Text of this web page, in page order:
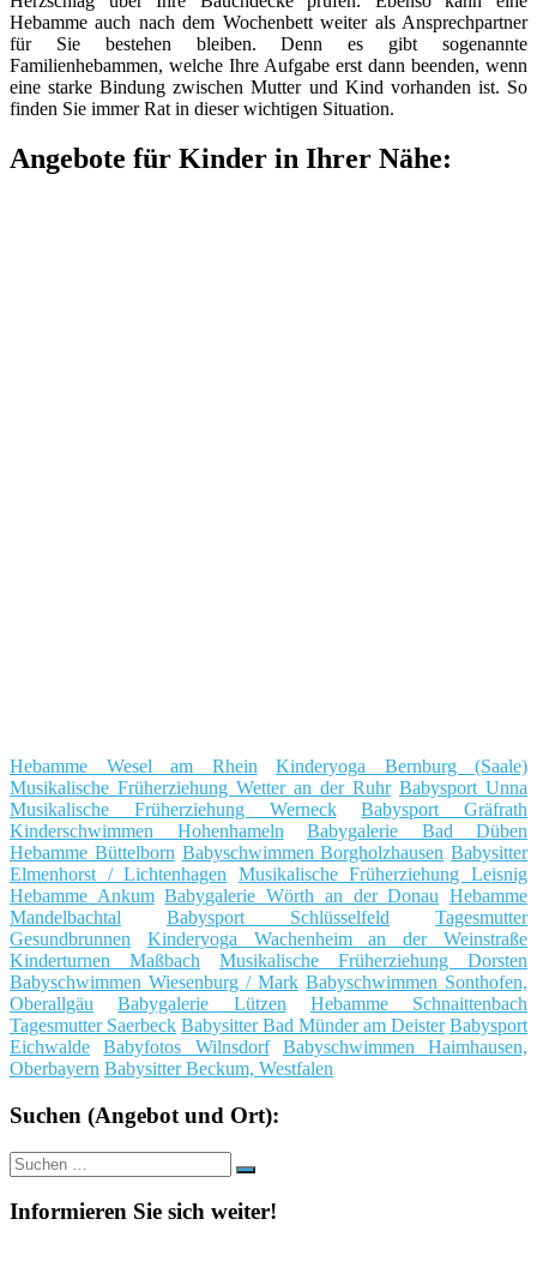
Hebamme auch nach dem Wochenbett weiter als Ansprechpartner
für Sie bestehen bleiben. Denn es gibt sogenannte
Familienhebammen, welche Ihre Aufgabe erst dann beenden, wenn
eine starke Bindung zwischen Mutter und Kind vorhanden ist. So
finden Sie immer Rat in dieser wichtigen Situation.
Angebote für Kinder in Ihrer Nähe:
Hebamme Wesel am Rhein
Kinderyoga Bernburg (Saale)
Musikalische Früherziehung Wetter an der Ruhr Babysport Unna
Musikalische Früherziehung Werneck
Babysport Gräfrath
Kinderschwimmen Hohenhameln
Babygalerie Bad Düben
Hebamme Büttelborn Babyschwimmen Borgholzhausen Babysitter
Elmenhorst / Lichtenhagen
Musikalische Früherziehung Leisnig
Hebamme Ankum Babygalerie Wörth an der Donau Hebamme
Mandelbachtal
Babysport Schlüsselfeld
Tagesmutter
Gesundbrunnen
Kinderyoga Wachenheim an der Weinstraße
Kinderturnen Maßbach
Musikalische Früherziehung Dorsten
Babyschwimmen Wiesenburg / Mark Babyschwimmen Sonthofen,
Oberallgäu
Babygalerie Lützen
Hebamme Schnaittenbach
Tagesmutter Saerbeck Babysitter Bad Münder am Deister Babysport
Eichwalde
Babyfotos Wilnsdorf
Babyschwimmen Haimhausen,
Oberbayern Babysitter Beckum, Westfalen
Suchen (Angebot und Ort):
Suche
nach:
Suchen
Informieren Sie sich weiter!